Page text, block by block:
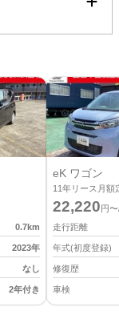
0.7km
2023年
なし
2年付き
eK ワゴン
11年リース月額
22,220円
走行距離
年式(初度登録)
修復歴
車検